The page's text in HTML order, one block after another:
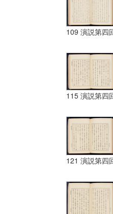
109 演説第四
115 演説第四
121 演説第四